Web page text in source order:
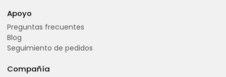
Apoyo
Preguntas frecuentes
Blog
Seguimiento de pedidos
Compañía